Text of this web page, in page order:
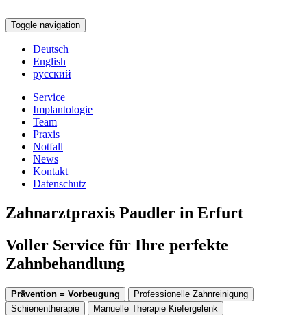
Toggle navigation
Deutsch
English
русский
Service
Implantologie
Team
Praxis
Notfall
News
Kontakt
Datenschutz
Zahnarztpraxis Paudler in Erfurt
Voller Service für Ihre perfekte
Zahnbehandlung
Prävention = Vorbeugung
Professionelle Zahnreinigung
Schienentherapie
Manuelle Therapie Kiefergelenk